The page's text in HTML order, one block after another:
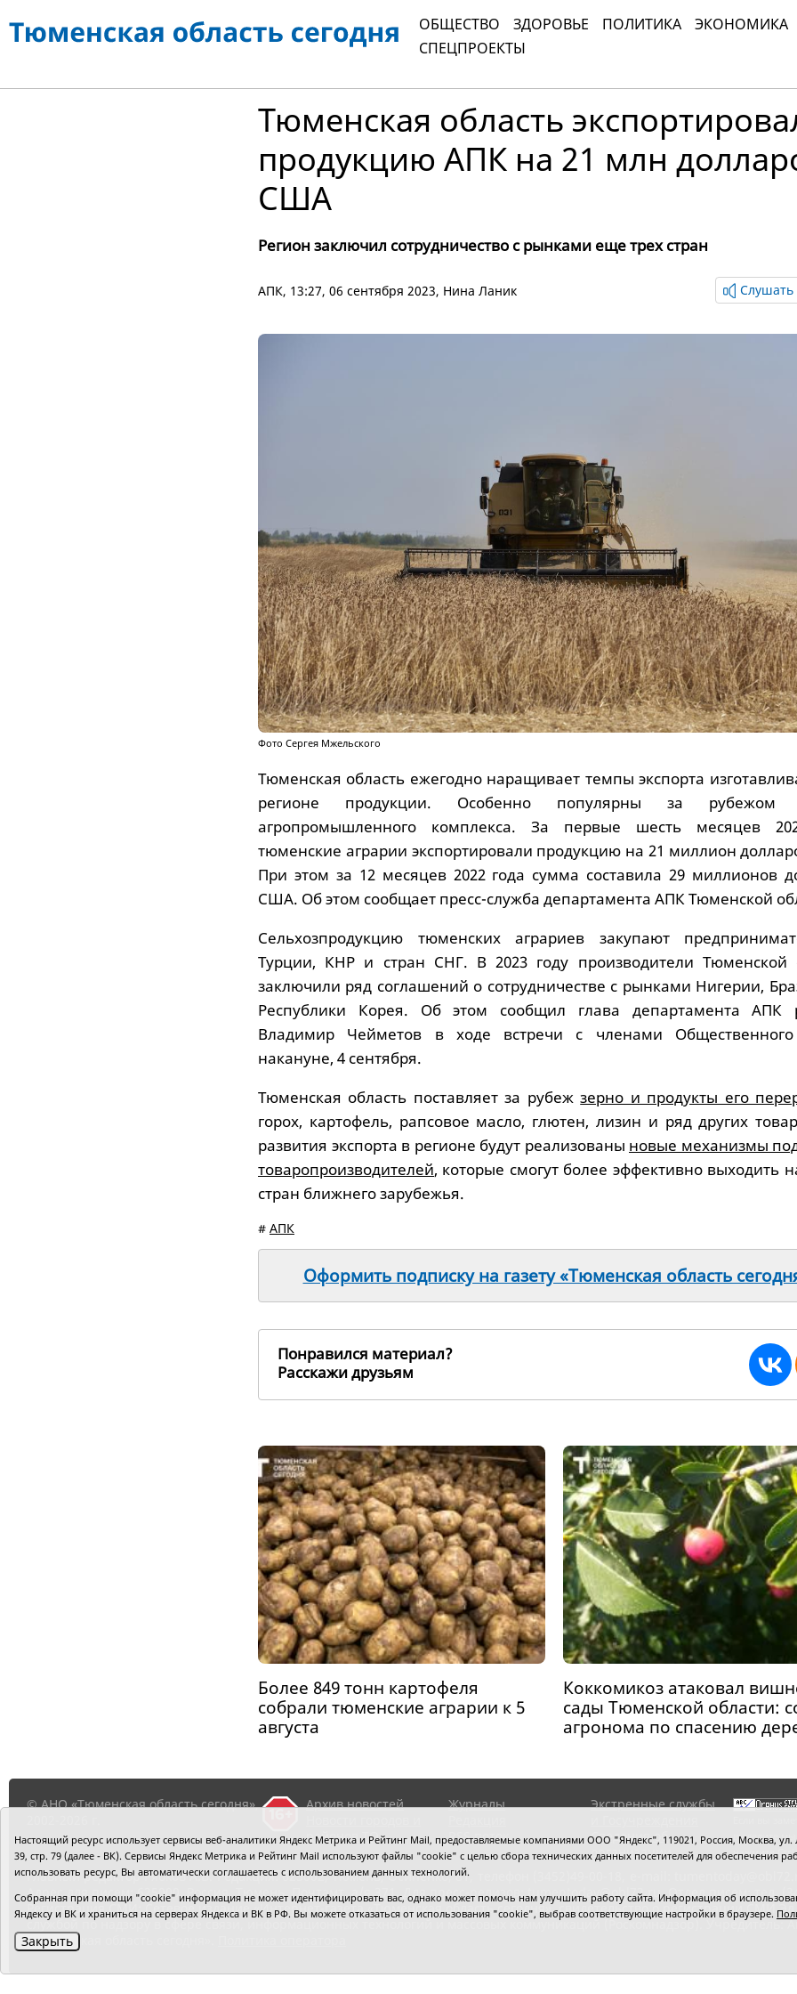
ОБЩЕСТВО ЗДОРОВЬЕ ПОЛИТИКА
ЭКОНОМИКА
СПЕЦПРОЕКТЫ
Тюменская область
продукцию АПК на 21 млн
США
Регион заключил сотрудничество с рынками еще трех стран
АПК, 13:27, 06 сентября 2023, Нина Ланик Слушать
Фото Сергея Мжельского
Тюменская область ежегодно наращивает темпы экспорта
регионе продукции. Особенно популярны за рубежом
агропромышленного комплекса. За первые шесть месяцев
тюменские аграрии экспортировали продукцию на 21 миллион
При этом за 12 месяцев 2022 года сумма составила 29 миллионов
США. Об этом сообщает пресс-служба департамента АПК Тюменской
Сельхозпродукцию тюменских аграриев закупают
Турции, КНР и стран СНГ. В 2023 году производители Тюменской
заключили ряд соглашений о сотрудничестве с рынками Нигерии,
Республики Корея. Об этом сообщил глава департамента АПК
Владимир Чейметов в ходе встречи с членами Общественного
накануне, 4 сентября.
Тюменская область поставляет за рубежзерно и продукты его
горох, картофель, рапсовое масло, глютен, лизин и ряд других
развития экспорта в регионе будут реализованы новые механизмы
товаропроизводителей, которые смогут более эффективно выходить
стран ближнего зарубежья.
# АПК
Оформить подписку на газету «Тюменская область
Понравился материал?
Расскажи друзьям
Более 849 тонн картофеля
собрали тюменские аграрии к 5
августа
Коккомикоз атаковал
сады Тюменской области:
агронома по спасению
© АНО «Тюменская область сегодня»,
Архив новостей
районов ТО
Журналы
RSS поток
Экстренные службы
Сведения об
организации
выделите
нажмите
Главный редактор Рябков А.В. Редакция: 625002, Тюмень, Осипенко, 81,
Адрес для писем: 625000, Россия, Тюмень, Почтамт, а/я 371. Для пресс-релизов: tumentoday@obl72.ru. Отдел писем: тел.
Регистрация СМИ: Сетевое издание «Интернет-газета «Тюменская область сегодня», свидетельство о регистрации СМИ
службой по надзору в сфере связи, информационных технологий и массовых коммуникаций (Роскомнадзор). Учредитель:
«Тюменская область сегодня».
Настоящий ресурс использует сервисы веб-аналитики Яндекс Метрика и Рейтинг Mail, предоставляемые компаниями ООО "Яндекс", 119021, Россия, Москва,
39, стр. 79 (далее - ВК). Сервисы Яндекс Метрика и Рейтинг Mail используют файлы "cookie" с целью сбора технических данных посетителей для обеспечения
использовать ресурс, Вы автоматически соглашаетесь с использованием данных технологий.
Собранная при помощи "cookie" информация не может идентифицировать вас, однако может помочь нам улучшить работу сайта. Информация об
Яндексу и ВК и храниться на серверах Яндекса и ВК в РФ. Вы можете отказаться от использования "cookie", выбрав соответствующие настройки в браузере.
Закрыть